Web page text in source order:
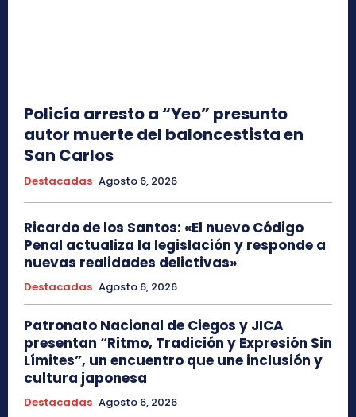
Policía arresto a “Yeo” presunto
autor muerte del baloncestista en
San Carlos
Destacadas Agosto 6, 2026
Ricardo de los Santos: «El nuevo Código
Penal actualiza la legislación y responde a
nuevas realidades delictivas»
Destacadas Agosto 6, 2026
Patronato Nacional de Ciegos y JICA
presentan “Ritmo, Tradición y Expresión Sin
Límites”, un encuentro que une inclusión y
cultura japonesa
Destacadas Agosto 6, 2026